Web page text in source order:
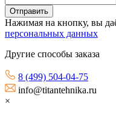
Нажимая на кнопку, вы
персональных данных
Другие способы заказа
8 (499) 504-04-75
info@titantehnika.ru
×